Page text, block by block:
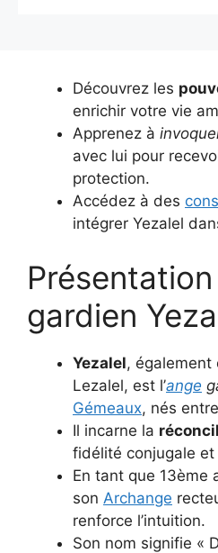
Découvrez les
enrichir votre vie
Apprenez à
avec lui pour
protection.
Accédez à des
intégrer Yezalel
Présentation
gardien
Yezalel, également
Lezalel, est l’ange
Gémeaux, nés
Il incarne la
fidélité conjugale et
En tant que 13ème
son Archange
renforce l’intuition.
Son nom signifie «